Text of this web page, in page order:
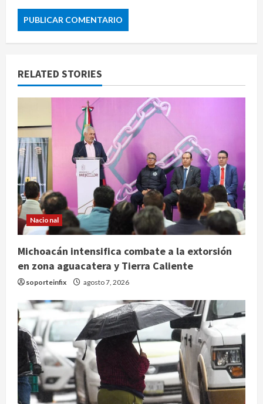
RELATED STORIES
Nacional
Michoacán intensifica combate a la extorsión
en zona aguacatera y Tierra Caliente
soporteinfix agosto 7, 2026